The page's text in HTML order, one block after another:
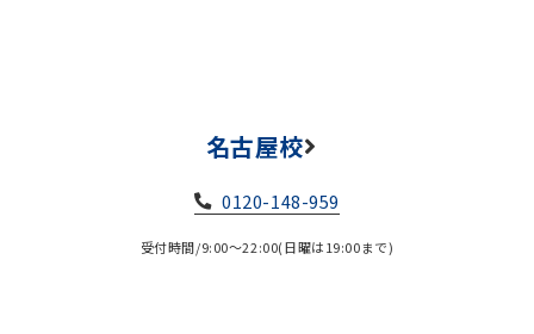
名古屋校
0120-148-959
受付時間/9:00～22:00(日曜は19:00まで)